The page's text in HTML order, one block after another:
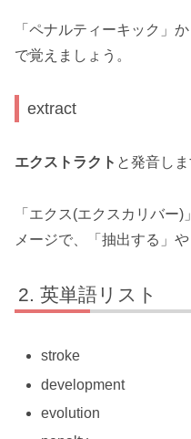
「ペナルティーキック」
で覚えましょう。
extract
エクストラクト と発音しま
「エクス(エクスカリバー
メージで、「抽出する」
英単語リスト
stroke
development
evolution